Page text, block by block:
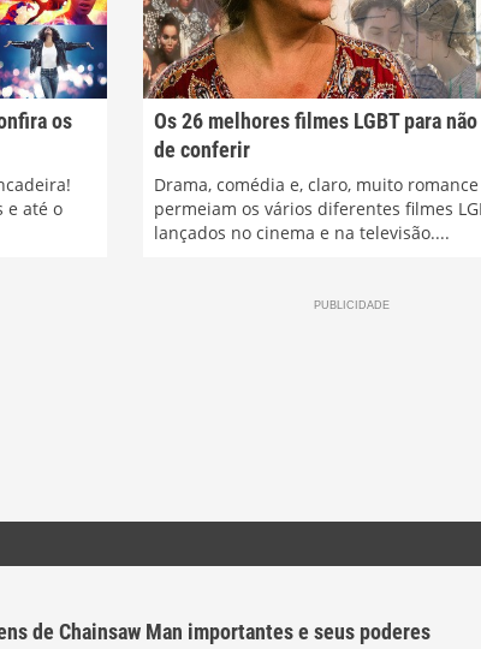
os
e até o
Os 26 melhores filmes LGBT para
de conferir
Drama, comédia e, claro, muito romance
permeiam os vários diferentes filmes
lançados no cinema e na televisão....
de Chainsaw Man importantes e seus poderes